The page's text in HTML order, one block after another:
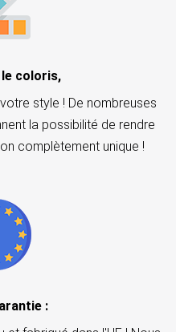
coloris,
style ! De nombreuses
la possibilité de rendre
complètement unique !
: